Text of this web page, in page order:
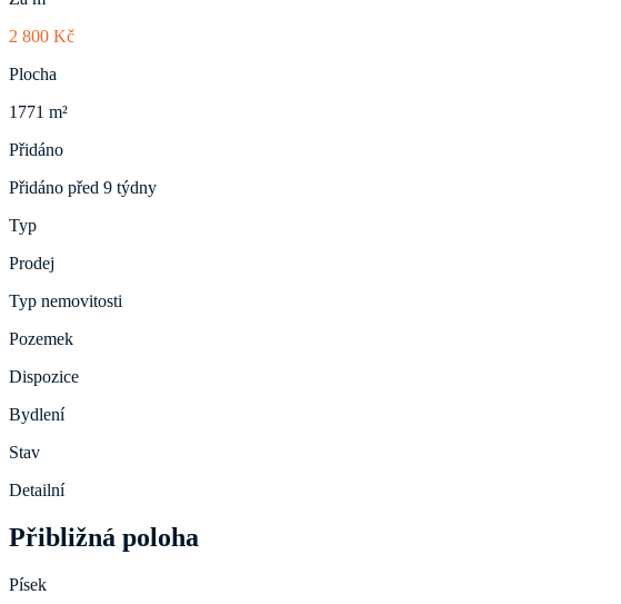
2 800 Kč
Plocha
1771 m²
Přidáno
Přidáno před 9 týdny
Typ
Prodej
Typ nemovitosti
Pozemek
Dispozice
Bydlení
Stav
Detailní
Přibližná poloha
Písek